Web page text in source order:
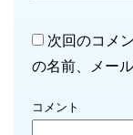
次回のコメ
の名前、メー
コメント